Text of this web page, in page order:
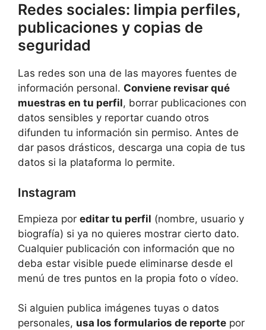
Redes sociales: limpia perfiles,
publicaciones y copias de
seguridad
Las redes son una de las mayores fuentes de
información personal. Conviene revisar qué
muestras en tu perfil, borrar publicaciones con
datos sensibles y reportar cuando otros
difunden tu información sin permiso. Antes de
dar pasos drásticos, descarga una copia de tus
datos si la plataforma lo permite.
Instagram
Empieza por editar tu perfil (nombre, usuario y
biografía) si ya no quieres mostrar cierto dato.
Cualquier publicación con información que no
deba estar visible puede eliminarse desde el
menú de tres puntos en la propia foto o vídeo.
Si alguien publica imágenes tuyas o datos
personales, usa los formularios de reporte por